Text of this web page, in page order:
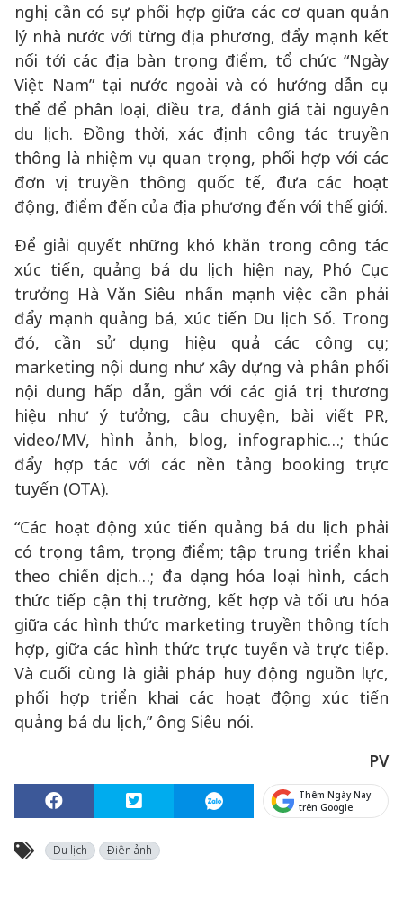
nghị cần có sự phối hợp giữa các cơ quan quản
lý nhà nước với từng địa phương, đẩy mạnh kết
nối tới các địa bàn trọng điểm, tổ chức “Ngày
Việt Nam” tại nước ngoài và có hướng dẫn cụ
thể để phân loại, điều tra, đánh giá tài nguyên
du lịch. Đồng thời, xác định công tác truyền
thông là nhiệm vụ quan trọng, phối hợp với các
đơn vị truyền thông quốc tế, đưa các hoạt
động, điểm đến của địa phương đến với thế giới.
Để giải quyết những khó khăn trong công tác
xúc tiến, quảng bá du lịch hiện nay, Phó Cục
trưởng Hà Văn Siêu nhấn mạnh việc cần phải
đẩy mạnh quảng bá, xúc tiến Du lịch Số. Trong
đó, cần sử dụng hiệu quả các công cụ;
marketing nội dung như xây dựng và phân phối
nội dung hấp dẫn, gắn với các giá trị thương
hiệu như ý tưởng, câu chuyện, bài viết PR,
video/MV, hình ảnh, blog, infographic…; thúc
đẩy hợp tác với các nền tảng booking trực
tuyến (OTA).
“Các hoạt động xúc tiến quảng bá du lịch phải
có trọng tâm, trọng điểm; tập trung triển khai
theo chiến dịch…; đa dạng hóa loại hình, cách
thức tiếp cận thị trường, kết hợp và tối ưu hóa
giữa các hình thức marketing truyền thông tích
hợp, giữa các hình thức trực tuyến và trực tiếp.
Và cuối cùng là giải pháp huy động nguồn lực,
phối hợp triển khai các hoạt động xúc tiến
quảng bá du lịch,” ông Siêu nói.
PV
Thêm Ngày Nay
trên Google
Du lịch Điện ảnh